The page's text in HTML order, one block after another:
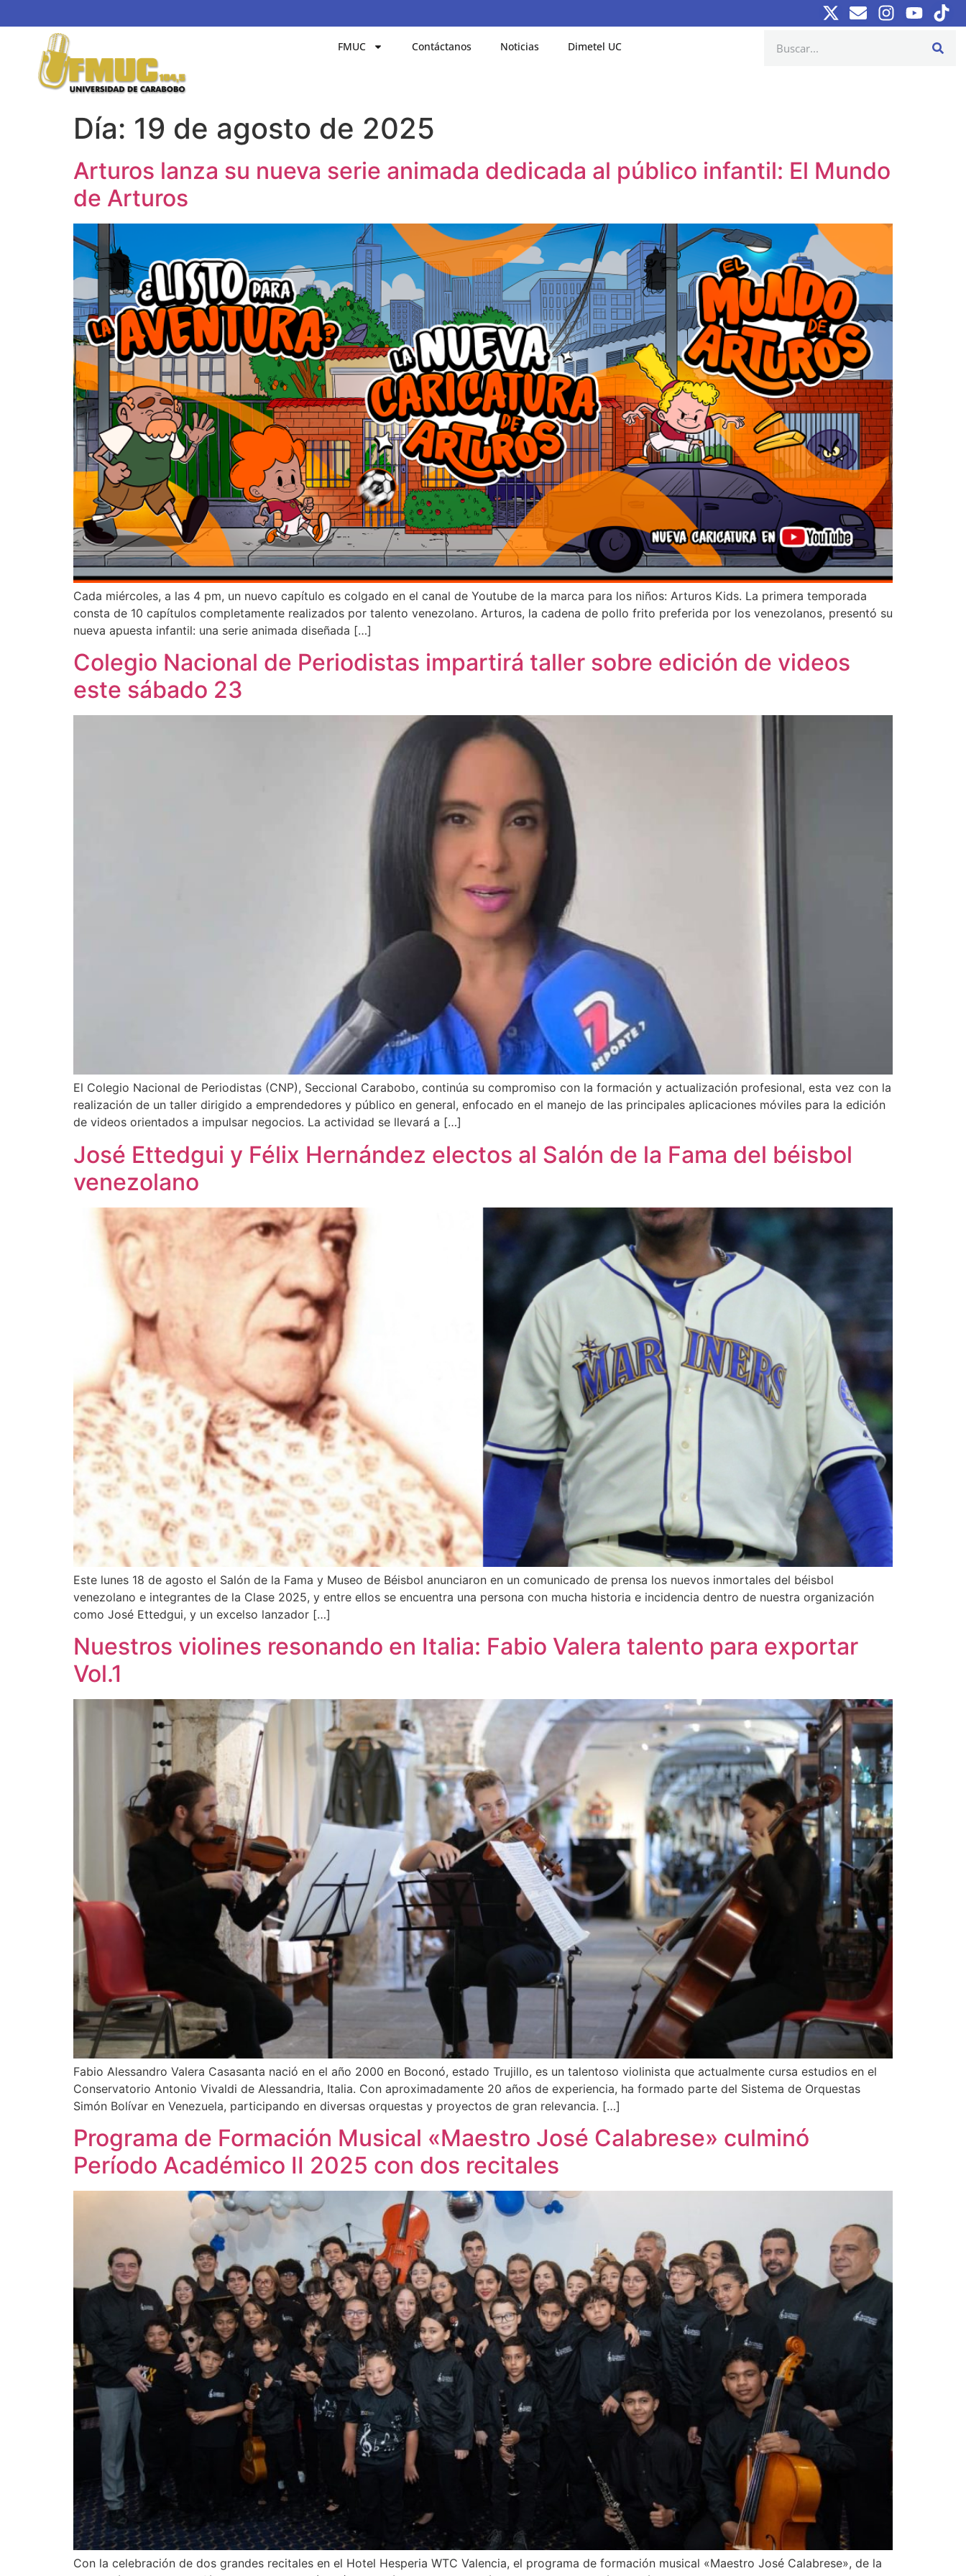
FMUC Contáctanos Noticias Dimetel UC
Día: 19 de agosto de 2025
Arturos lanza su nueva serie animada dedicada al público infantil: El Mundo
de Arturos
Cada miércoles, a las 4 pm, un nuevo capítulo es colgado en el canal de Youtube de la marca para los niños: Arturos Kids. La primera temporada
consta de 10 capítulos completamente realizados por talento venezolano. Arturos, la cadena de pollo frito preferida por los venezolanos, presentó su
nueva apuesta infantil: una serie animada diseñada […]
Colegio Nacional de Periodistas impartirá taller sobre edición de videos
este sábado 23
El Colegio Nacional de Periodistas (CNP), Seccional Carabobo, continúa su compromiso con la formación y actualización profesional, esta vez con la
realización de un taller dirigido a emprendedores y público en general, enfocado en el manejo de las principales aplicaciones móviles para la edición
de videos orientados a impulsar negocios. La actividad se llevará a […]
José Ettedgui y Félix Hernández electos al Salón de la Fama del béisbol
venezolano
Este lunes 18 de agosto el Salón de la Fama y Museo de Béisbol anunciaron en un comunicado de prensa los nuevos inmortales del béisbol
venezolano e integrantes de la Clase 2025, y entre ellos se encuentra una persona con mucha historia e incidencia dentro de nuestra organización
como José Ettedgui, y un excelso lanzador […]
Nuestros violines resonando en Italia: Fabio Valera talento para exportar
Vol.1
Fabio Alessandro Valera Casasanta nació en el año 2000 en Boconó, estado Trujillo, es un talentoso violinista que actualmente cursa estudios en el
Conservatorio Antonio Vivaldi de Alessandria, Italia. Con aproximadamente 20 años de experiencia, ha formado parte del Sistema de Orquestas
Simón Bolívar en Venezuela, participando en diversas orquestas y proyectos de gran relevancia. […]
Programa de Formación Musical «Maestro José Calabrese» culminó
Período Académico II 2025 con dos recitales
Con la celebración de dos grandes recitales en el Hotel Hesperia WTC Valencia, el programa de formación musical «Maestro José Calabrese», de la